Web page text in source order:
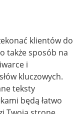
klientów do
także sposób na
i
kluczowych.
teksty
będą łatwo